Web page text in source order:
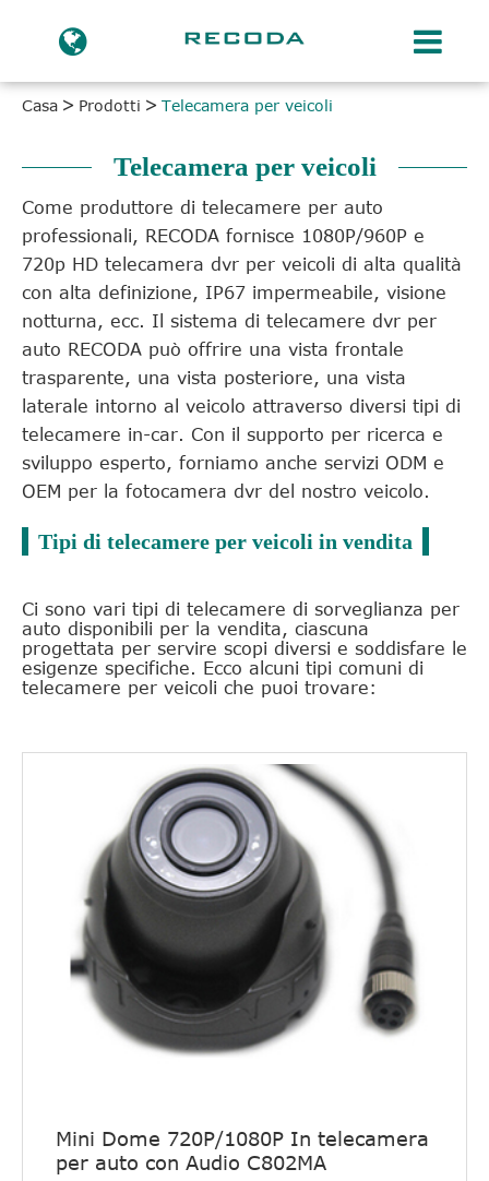
Casa Prodotti Telecamera per veicoli
Telecamera per veicoli
Come produttore di telecamere per auto
professionali, RECODA fornisce 1080P/960P e
720p HD telecamera dvr per veicoli di alta qualità
con alta definizione, IP67 impermeabile, visione
notturna, ecc. Il sistema di telecamere dvr per
auto RECODA può offrire una vista frontale
trasparente, una vista posteriore, una vista
laterale intorno al veicolo attraverso diversi tipi di
telecamere in-car. Con il supporto per ricerca e
sviluppo esperto, forniamo anche servizi ODM e
OEM per la fotocamera dvr del nostro veicolo.
Tipi di telecamere per veicoli in vendita
Ci sono vari tipi di telecamere di sorveglianza per
auto disponibili per la vendita, ciascuna
progettata per servire scopi diversi e soddisfare le
esigenze specifiche. Ecco alcuni tipi comuni di
telecamere per veicoli che puoi trovare:
Mini Dome 720P/1080P In telecamera
per auto con Audio C802MA